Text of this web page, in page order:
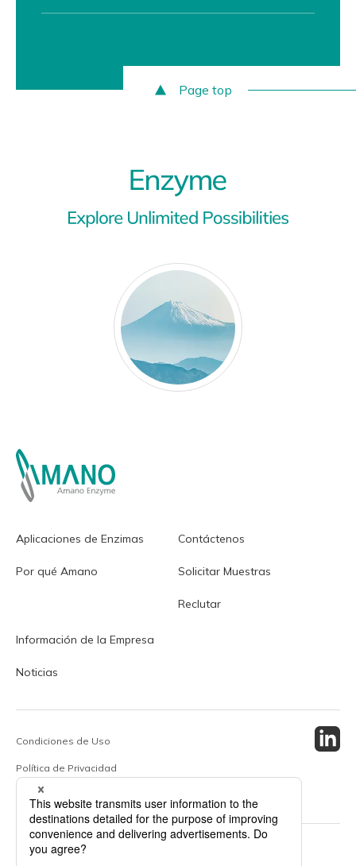
Page top
Aplicaciones de Enzimas
Por qué Amano
Información de la Empresa
Noticias
Contáctenos
Solicitar Muestras
Reclutar
Condiciones de Uso
Política de Privacidad
Mapa Del Sitio
© 2024 Amano Enzyme Inc. All Rights Reserved.